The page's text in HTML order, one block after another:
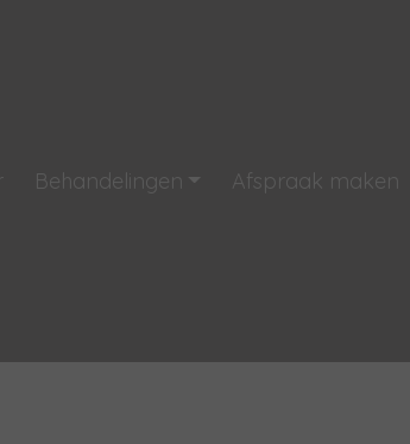
Behandelingen Afspraak maken